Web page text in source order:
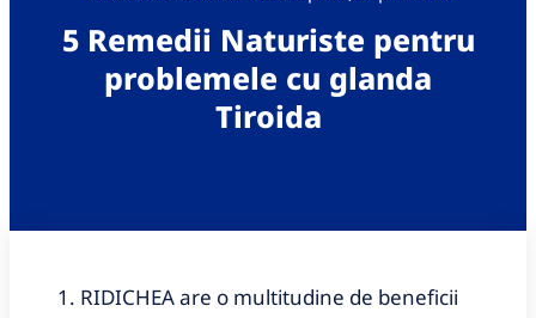
5 Remedii Naturiste pentru
problemele cu glanda
Tiroida
1. RIDICHEA are o multitudine de beneficii